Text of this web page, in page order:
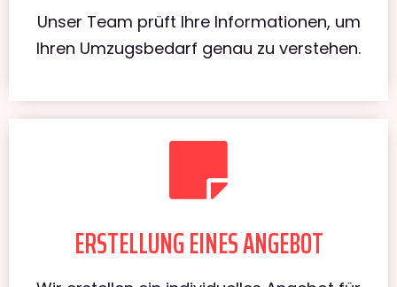
Unser Team prüft Ihre Informationen, um
Ihren Umzugsbedarf genau zu verstehen.
ERSTELLUNG EINES ANGEBOT